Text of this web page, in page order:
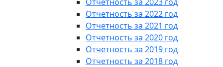
Отчетность за 2022 год
Отчетность за 2021 год
Отчетность за 2020 год
Отчетность за 2019 год
Отчетность за 2018 год